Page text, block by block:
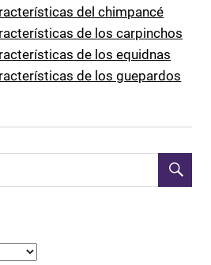
del chimpancé
de los carpinchos
de los equidnas
de los guepardos